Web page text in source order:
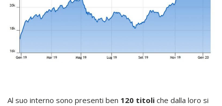
Al suo interno sono presenti ben 120 titoli che dalla loro si